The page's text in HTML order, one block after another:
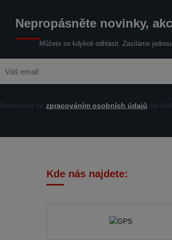
Nepropásněte novinky,
Můžete se kdykoli odhlásit. Zasíláme
Souhlasím se zpracováním osobních údajů za
Kde nás najdete: